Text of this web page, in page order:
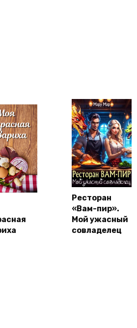
Ресторан
«Вам-пир».
Мой ужасный
совладелец